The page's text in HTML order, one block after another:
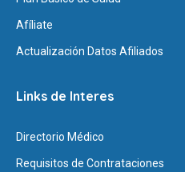
Afíliate
Actualización Datos Afiliados
Links de Interes
Directorio Médico
Requisitos de Contrataciones